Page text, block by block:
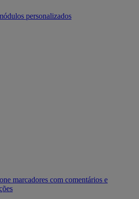
personalizados
marcadores com comentários e